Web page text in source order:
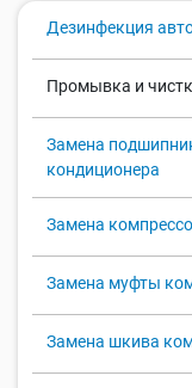
Дезинфекция
Промывка и
Замена
кондиционера
Замена
Замена муфты
Замена шкива